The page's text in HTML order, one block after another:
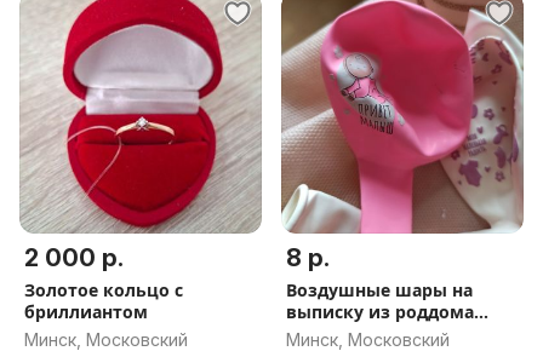
2 000 р.
Золотое кольцо с
бриллиантом
Минск, Московский
8 р.
Воздушные шары на
выписку из роддома
девочки
Минск, Московский